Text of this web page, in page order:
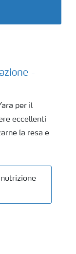
-
per il
eccellenti
la resa e